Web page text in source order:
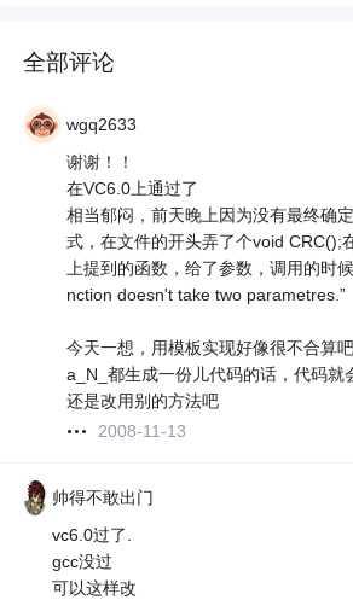
全部评论
wgq2633
谢谢！！
在VC6.0上通过了
相当郁闷，前天晚上因为没有最终确
式，在文件的开头弄了个void CRC();
上提到的函数，给了参数，调用的时
nction doesn't take two parametres.”
今天一想，用模板实现好像很不合算
a_N_都生成一份儿代码的话，代码就
还是改用别的方法吧
2008-11-13
帅得不敢出门
vc6.0过了.
gcc没过
可以这样改